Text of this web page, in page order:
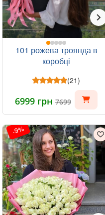
101 рожева троянда в
коробці
(21)
6999 грн7699
-9%